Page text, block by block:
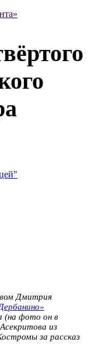
Дмитрия
(на фото он в
из
за рассказ